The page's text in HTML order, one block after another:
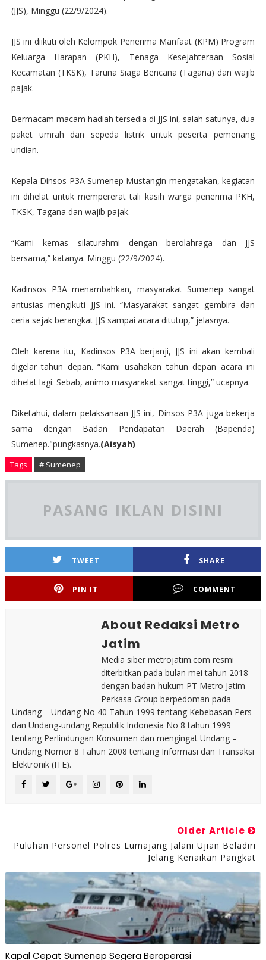
(JJS), Minggu (22/9/2024).
JJS ini diikuti oleh Kelompok Penerima Manfaat (KPM) Program
Keluarga Harapan (PKH), Tenaga Kesejahteraan Sosial
Kecamatan (TKSK), Taruna Siaga Bencana (Tagana) dan wajib
pajak.
Bermacam macam hadiah tersedia di JJS ini, salah satunya, dua
paket umrah dan sepeda listrik untuk peserta pemenang
undian.
Kepala Dinsos P3A Sumenep Mustangin mengatakan, kegiatan
ini dihelat untuk mempererat tali kasih warga penerima PKH,
TKSK, Tagana dan wajib pajak.
“Kami kemas silaturahmi dengan berolahraga dan JJS
bersama,” katanya. Minggu (22/9/2024).
Kadinsos P3A menambahkan, masyarakat Sumenep sangat
antusias mengikuti JJS ini. “Masyarakat sangat gembira dan
ceria sejak berangkat JJS sampai acara ditutup,” jelasnya.
Oleh karena itu, Kadinsos P3A berjanji, JJS ini akan kembali
digelar tahun depan. “Kami usahakan tahun depan acara ini
dihelat lagi. Sebab, animo masyarakat sangat tinggi,” ucapnya.
Diketahui, dalam pelaksanaan JJS ini, Dinsos P3A juga bekerja
sama dengan Badan Pendapatan Daerah (Bapenda)
Sumenep."pungkasnya.(Aisyah)
Tags # Sumenep
PASANG IKLAN DISINI
TWEET SHARE
PIN IT COMMENT
About Redaksi Metro
Jatim
Media siber metrojatim.com resmi
diterbitkan pada bulan mei tahun 2018
dengan badan hukum PT Metro Jatim
Perkasa Group berpedoman pada
Undang – Undang No 40 Tahun 1999 tentang Kebebasan Pers
dan Undang-undang Republik Indonesia No 8 tahun 1999
tentang Perlindungan Konsumen dan mengingat Undang –
Undang Nomor 8 Tahun 2008 tentang Informasi dan Transaksi
Elektronik (ITE).
Older Article
Puluhan Personel Polres Lumajang Jalani Ujian Beladiri
Jelang Kenaikan Pangkat
Kapal Cepat Sumenep Segera Beroperasi